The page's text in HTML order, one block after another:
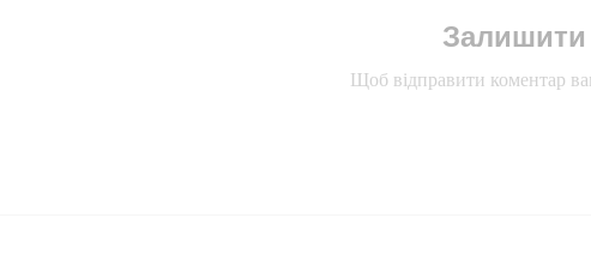
Залишити
Щоб відправити коментар